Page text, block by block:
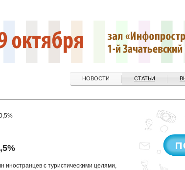
НОВОСТИ СТАТЬИ
иностранцев с туристическими целями,